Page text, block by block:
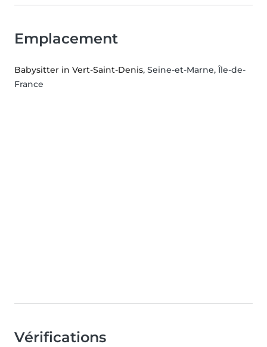
Emplacement
Babysitter in Vert-Saint-Denis, Seine-et-Marne, Île-de-
France
Vérifications